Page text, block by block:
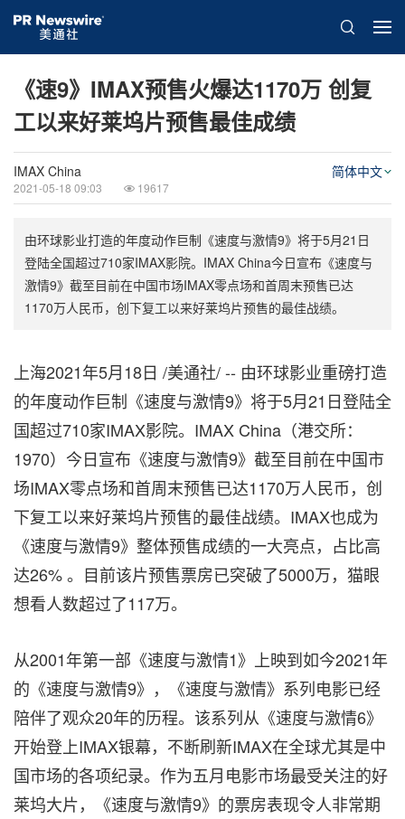
《速9》IMAX预售火爆达1170万 创复
工以来好莱坞片预售最佳成绩
IMAX China
2021-05-18 09:03 19617
简体中文
由环球影业打造的年度动作巨制《速度与激情9》将于5月21日
登陆全国超过710家IMAX影院。IMAX China今日宣布《速度与
激情9》截至目前在中国市场IMAX零点场和首周末预售已达
1170万人民币，创下复工以来好莱坞片预售的最佳战绩。
上海2021年5月18日 /美通社/ -- 由环球影业重磅打造
的年度动作巨制《速度与激情9》将于5月21日登陆全
国超过710家IMAX影院。IMAX China（港交所：
1970）今日宣布《速度与激情9》截至目前在中国市
场IMAX零点场和首周末预售已达1170万人民币，创
下复工以来好莱坞片预售的最佳战绩。IMAX也成为
《速度与激情9》整体预售成绩的一大亮点，占比高
达26% 。目前该片预售票房已突破了5000万，猫眼
想看人数超过了117万。
从2001年第一部《速度与激情1》上映到如今2021年
的《速度与激情9》，《速度与激情》系列电影已经
陪伴了观众20年的历程。该系列从《速度与激情6》
开始登上IMAX银幕，不断刷新IMAX在全球尤其是中
国市场的各项纪录。作为五月电影市场最受关注的好
莱坞大片，《速度与激情9》的票房表现令人非常期